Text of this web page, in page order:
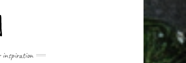
inspiration